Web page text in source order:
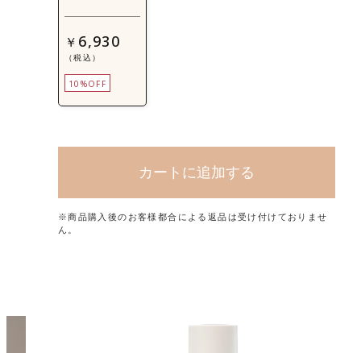
￥ 6,930
（税込）
10%OFF
カートに追加する
※商品購入後のお客様都合による返品は受け付けておりませ
ん。